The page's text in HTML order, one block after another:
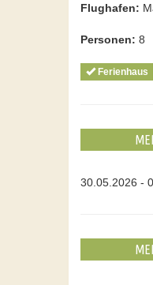
Flughafen:
Personen: 8
Ferienhaus
30.05.2026 -